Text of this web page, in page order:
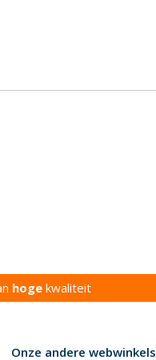
hoge kwaliteit
Onze andere webwinkels